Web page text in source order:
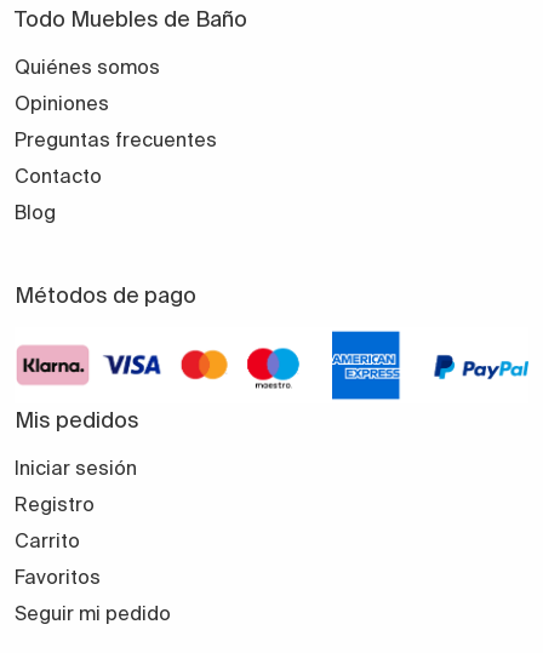
Todo Muebles de Baño
Quiénes somos
Opiniones
Preguntas frecuentes
Contacto
Blog
Métodos de pago
Mis pedidos
Iniciar sesión
Registro
Carrito
Favoritos
Seguir mi pedido